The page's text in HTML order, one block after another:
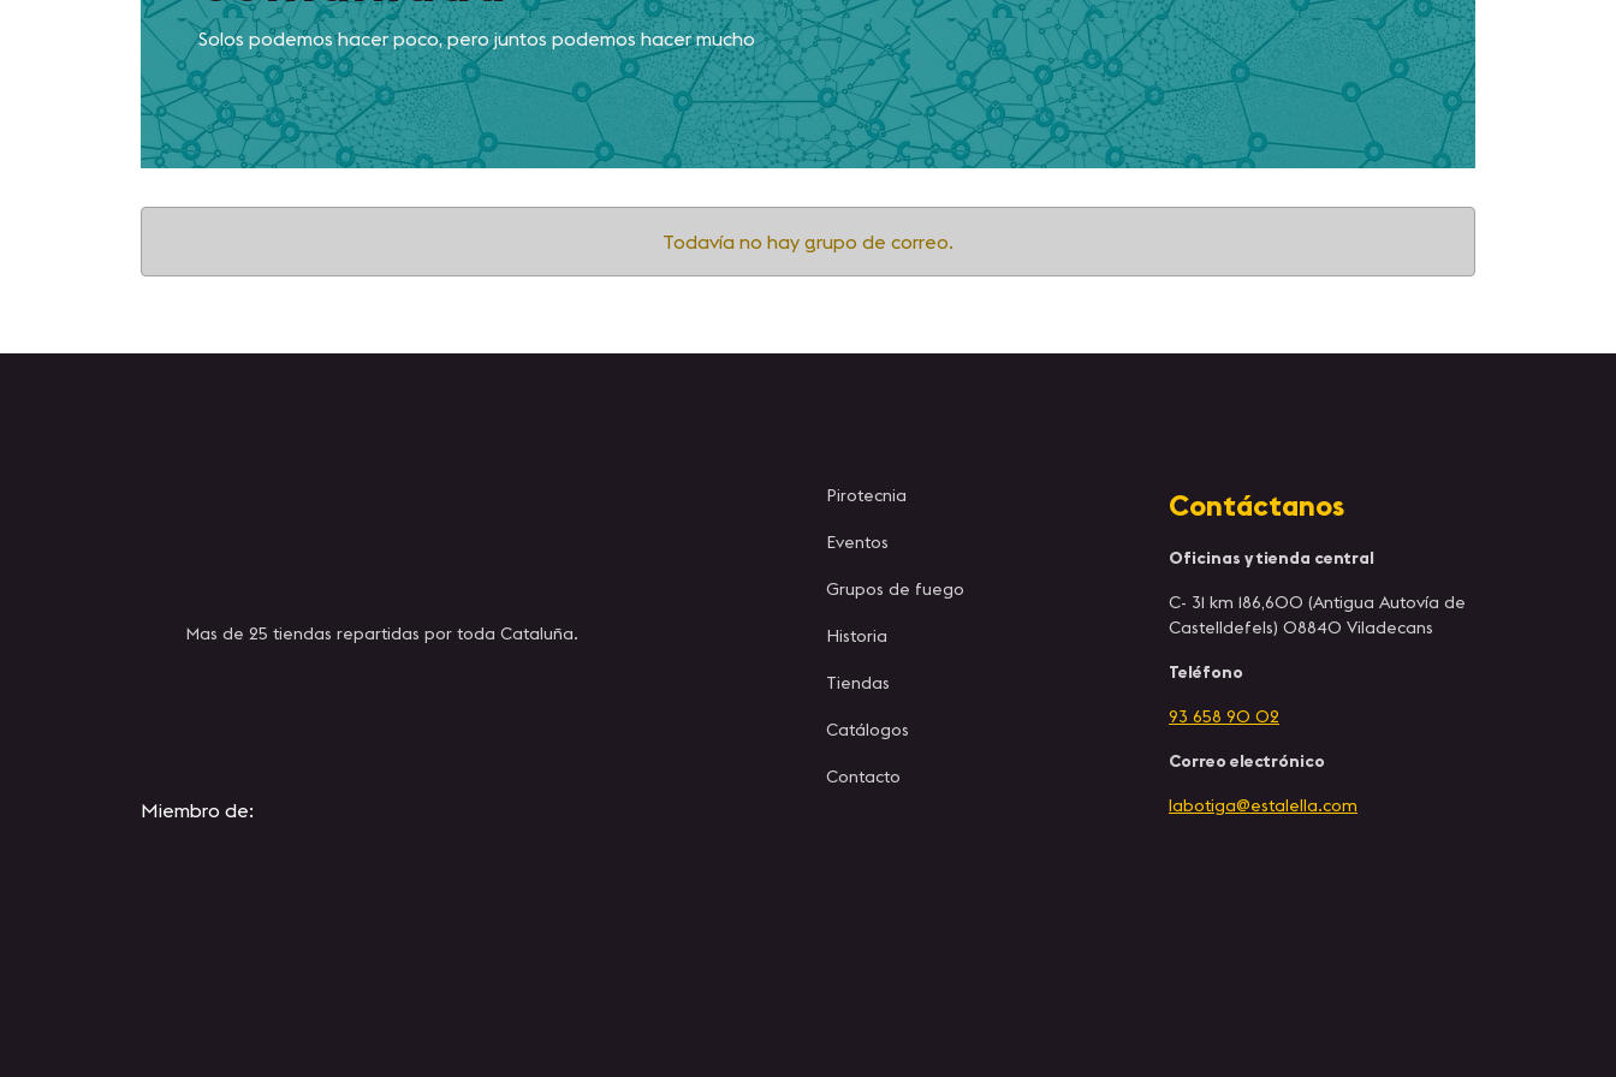
Solos podemos hacer poco, pero juntos podemos hacer mucho
Todavía no hay grupo de correo.
Mas de 25 tiendas repartidas por toda Cataluña.
Miembro de:
Pirotecnia
Eventos
Grupos de fuego
Historia
Tiendas
Catálogos
Contacto
Contáctanos
Oficinas y tienda central
C- 31 km 186,600 (Antigua Autovía de
Castelldefels) 08840 Viladecans
Teléfono
93 658 90 02
Correo electrónico
labotiga@estalella.com